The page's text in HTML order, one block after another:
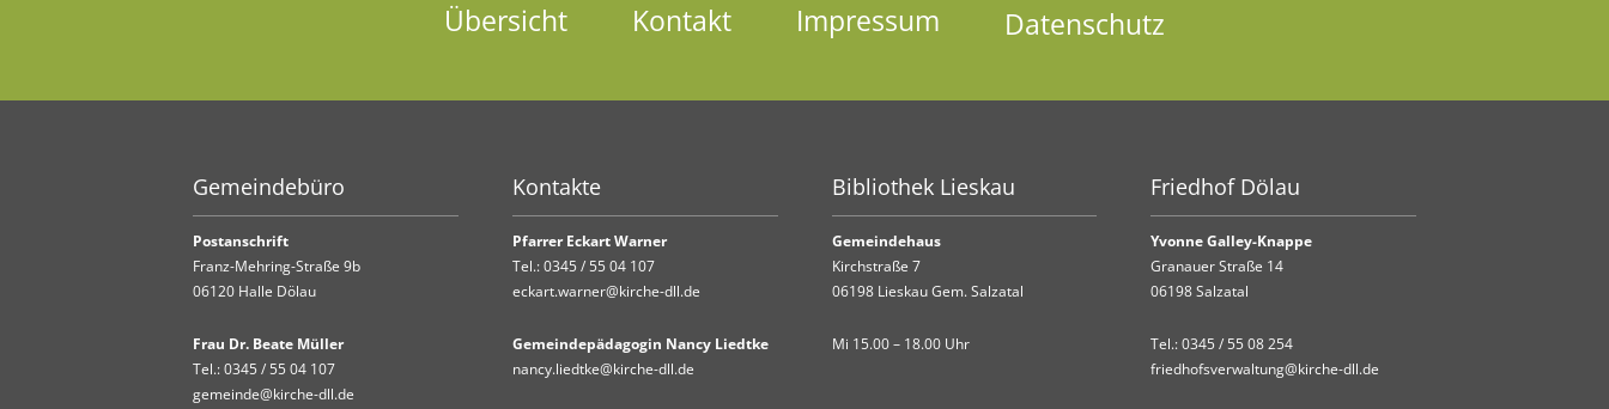
Übersicht Kontakt Impressum Datenschutz
Gemeindebüro
Postanschrift
Franz-Mehring-Straße 9b
06120 Halle Dölau
Frau Dr. Beate Müller
Tel.:0345 / 55 04 107
gemeinde@kirche-dll.de
Kontakte
Pfarrer Eckart Warner
Tel.:0345 / 55 04 107
eckart.warner@kirche-dll.de
Gemeindepädagogin Nancy Liedtke
nancy.liedtke@kirche-dll.de
Bibliothek Lieskau
Gemeindehaus
Kirchstraße 7
06198 Lieskau Gem. Salzatal
Mi 15.00 – 18.00 Uhr
Friedhof Dölau
Yvonne Galley-Knappe
Granauer Straße 14
06198 Salzatal
Tel.:0345 / 55 08 254
friedhofsverwaltung@kirche-dll.de